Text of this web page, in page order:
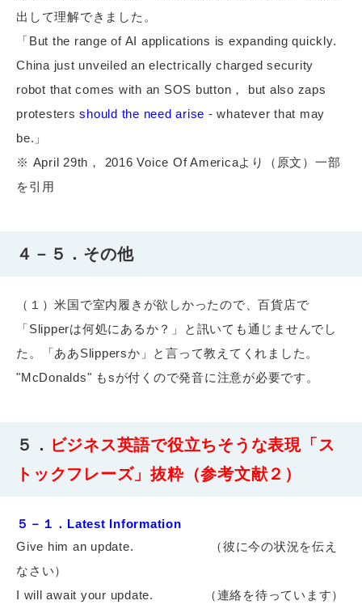
出して理解できました。
「But the range of AI applications is expanding quickly.
China just unveiled an electrically charged security
robot that comes with an SOS button， but also zaps
protestersshould the need arise - whatever that may
be.」
※ April 29th， 2016 Voice Of Americaより（原文）一部
を引用
４－５．その他
（１）米国で室内履きが欲しかったので、百貨店で
「Slipperは何処にあるか？」と訊いても通じませんでし
た。「ああSlippersか」と言って教えてくれました。
"McDonalds" もsが付くので発音に注意が必要です。
５． ビジネス英語で役立ちそうな表現「ス
トックフレーズ」抜粋（参考文献２）
５－１．Latest Information
Give him an update.
（彼に今の状況を伝え
なさい）
I will await your update.
（連絡を待っています）